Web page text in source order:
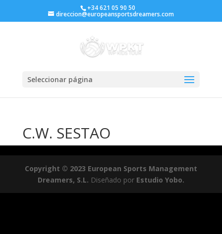
+34 621 05 90 50
direccion@europeansportsdreamers.com
Seleccionar página
C.W. SESTAO
Copyright © 2023 European Sports Management
Dreamers, S.L. Diseñado por Estudio Yobo.